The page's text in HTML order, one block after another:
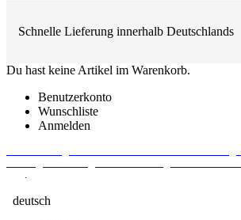
Schnelle Lieferung innerhalb Deutschlands
Du hast keine Artikel im Warenkorb.
Benutzerkonto
Wunschliste
Anmelden
.
deutsch